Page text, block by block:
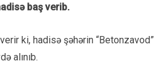
baş verib.
ki, hadisə şəhərin “Betonzavod”
alınıb.